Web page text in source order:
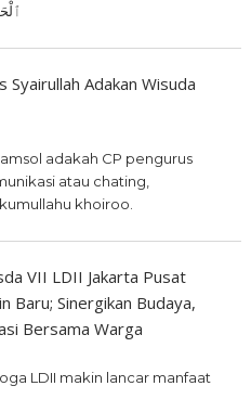
Syairullah Adakan Wisuda
adakah CP pengurus
atau chating,
khoiroo.
VII LDII Jakarta Pusat
Baru; Sinergikan Budaya,
Bersama Warga
LDII makin lancar manfaat